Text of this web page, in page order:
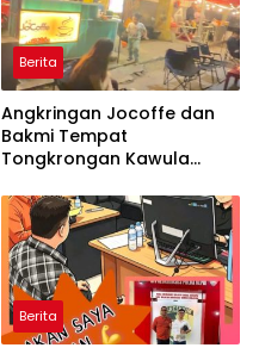
Berita
Angkringan Jocoffe dan
Bakmi Tempat
Tongkrongan Kawula
Pematangsiantar
Berita